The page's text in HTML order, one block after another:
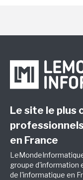
Le site le plus
professionnels
en France
groupe d'information
de l'informatique en